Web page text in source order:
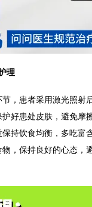
理
患者采用激光照射
好患处皮肤，避免摩
持饮食均衡，多吃富
，保持良好的心态，